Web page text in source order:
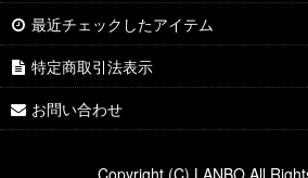
最近チェックしたアイテム
特定商取引法表示
お問い合わせ